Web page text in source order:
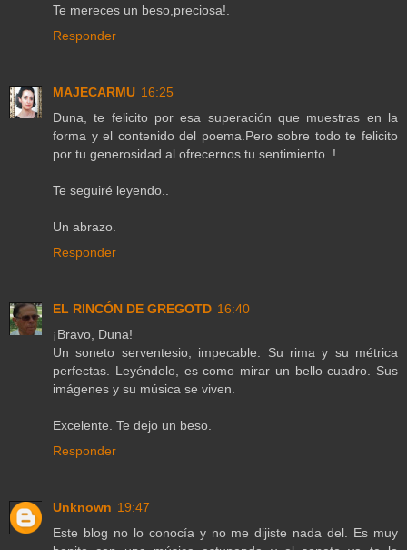
Te mereces un beso,preciosa!.
Responder
MAJECARMU 16:25
Duna, te felicito por esa superación que muestras en la
forma y el contenido del poema.Pero sobre todo te felicito
por tu generosidad al ofrecernos tu sentimiento..!
Te seguiré leyendo..
Un abrazo.
Responder
EL RINCÓN DE GREGOTD 16:40
¡Bravo, Duna!
Un soneto serventesio, impecable. Su rima y su métrica
perfectas. Leyéndolo, es como mirar un bello cuadro. Sus
imágenes y su música se viven.
Excelente. Te dejo un beso.
Responder
Unknown 19:47
Este blog no lo conocía y no me dijiste nada del. Es muy